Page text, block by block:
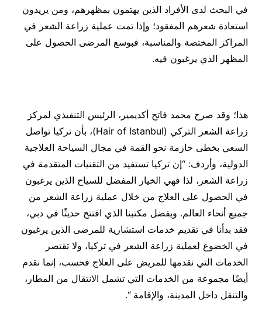
في البحث لدى الأفراد الذين يهتمون بمظهرهم، ومن يريدون
استعادة شعرهم المفقود؛ وإذا تمت عملية زراعة الشعر في
المراكز المختصة والمناسبة، فبوسع المرضى الحصول على
المظهر الذي يرغبون فيه.
هذا؛ وقد صرح محمد فاتح أكديمير، الرئيس التنفيذي لمركز
زراعة الشعر التركي (Hair of Istanbul)، بأن تركيا تواصل
السعي بخطى حازمة نحو القمة في مجال السياحة العلاجية
الدولية، وأردف: “إن تركيا تستفيد من التقنيات المتقدمة في
زراعة الشعر، لذا فهي الخيار المفضل للسياح الذين يرغبون
في الحصول على العلاج من خلال عملية زراعة الشعر من
جميع أنحاء العالم. وبفضل مكتبنا الذي افتتح حديثًا في دبي،
فقد بدأنا في تقديم خدمات استشارية للمرضى الذين يرغبون
في الخضوع لعملية زراعة الشعر في تركيا، ولا تقتصر
الخدمات التي نقدمها للمريض على العلاج فحسب، إنما نقدم
أيضًا مجموعة من الخدمات التي تشمل الانتقال من المطار،
والتنقل داخل المدينة، والإقامة “.